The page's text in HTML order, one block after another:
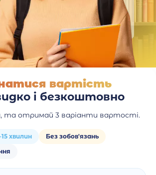
вартість
і безкоштовно
та отримай 3 варіанти вартості.
хвилин
Без зобов'язань